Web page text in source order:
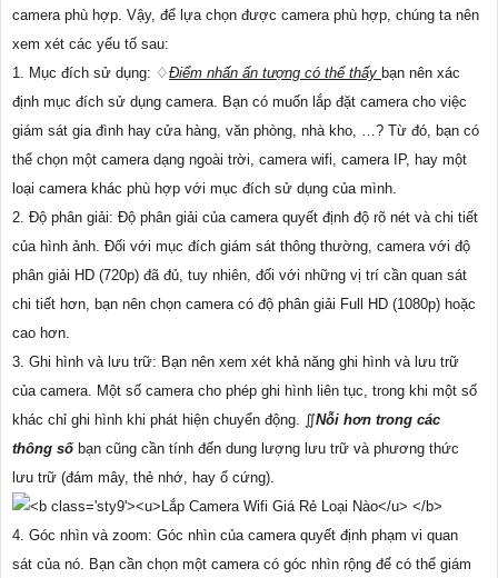
camera phù hợp. Vậy, để lựa chọn được camera phù hợp, chúng ta nên
xem xét các yếu tố sau:
1. Mục đích sử dụng: ♢Điểm nhấn ấn tượng có thể thấy bạn nên xác
định mục đích sử dụng camera. Bạn có muốn lắp đặt camera cho việc
giám sát gia đình hay cửa hàng, văn phòng, nhà kho, …? Từ đó, bạn có
thể chọn một camera dạng ngoài trời, camera wifi, camera IP, hay một
loại camera khác phù hợp với mục đích sử dụng của mình.
2. Độ phân giải: Độ phân giải của camera quyết định độ rõ nét và chi tiết
của hình ảnh. Đối với mục đích giám sát thông thường, camera với độ
phân giải HD (720p) đã đủ, tuy nhiên, đối với những vị trí cần quan sát
chi tiết hơn, bạn nên chọn camera có độ phân giải Full HD (1080p) hoặc
cao hơn.
3. Ghi hình và lưu trữ: Bạn nên xem xét khả năng ghi hình và lưu trữ
của camera. Một số camera cho phép ghi hình liên tục, trong khi một số
khác chỉ ghi hình khi phát hiện chuyển động. ∬Nỗi hơn trong các
thông sốbạn cũng cần tính đến dung lượng lưu trữ và phương thức
lưu trữ (đám mây, thẻ nhớ, hay ổ cứng).
4. Góc nhìn và zoom: Góc nhìn của camera quyết định phạm vi quan
sát của nó. Bạn cần chọn một camera có góc nhìn rộng để có thể giám